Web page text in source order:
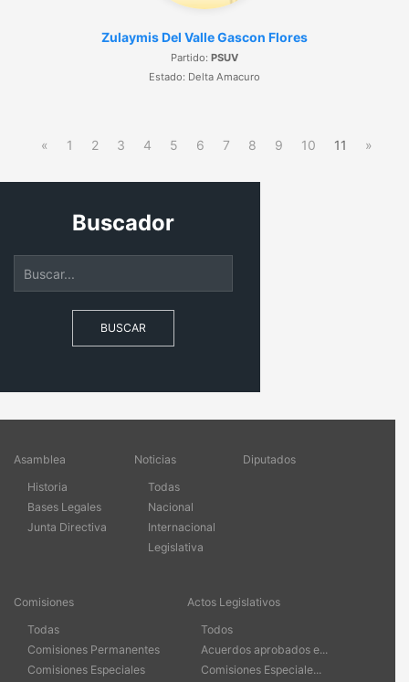
Zulaymis Del Valle Gascon Flores
Partido: PSUV
Estado: Delta Amacuro
« 1 2 3 4 5 6 7 8 9 10 11 »
Buscador
BUSCAR
Asamblea
Historia
Bases Legales
Junta Directiva
Noticias
Todas
Nacional
Internacional
Legislativa
Diputados
Comisiones
Todas
Comisiones Permanentes
Comisiones Especiales
Actos Legislativos
Todos
Acuerdos aprobados e...
Comisiones Especiale...